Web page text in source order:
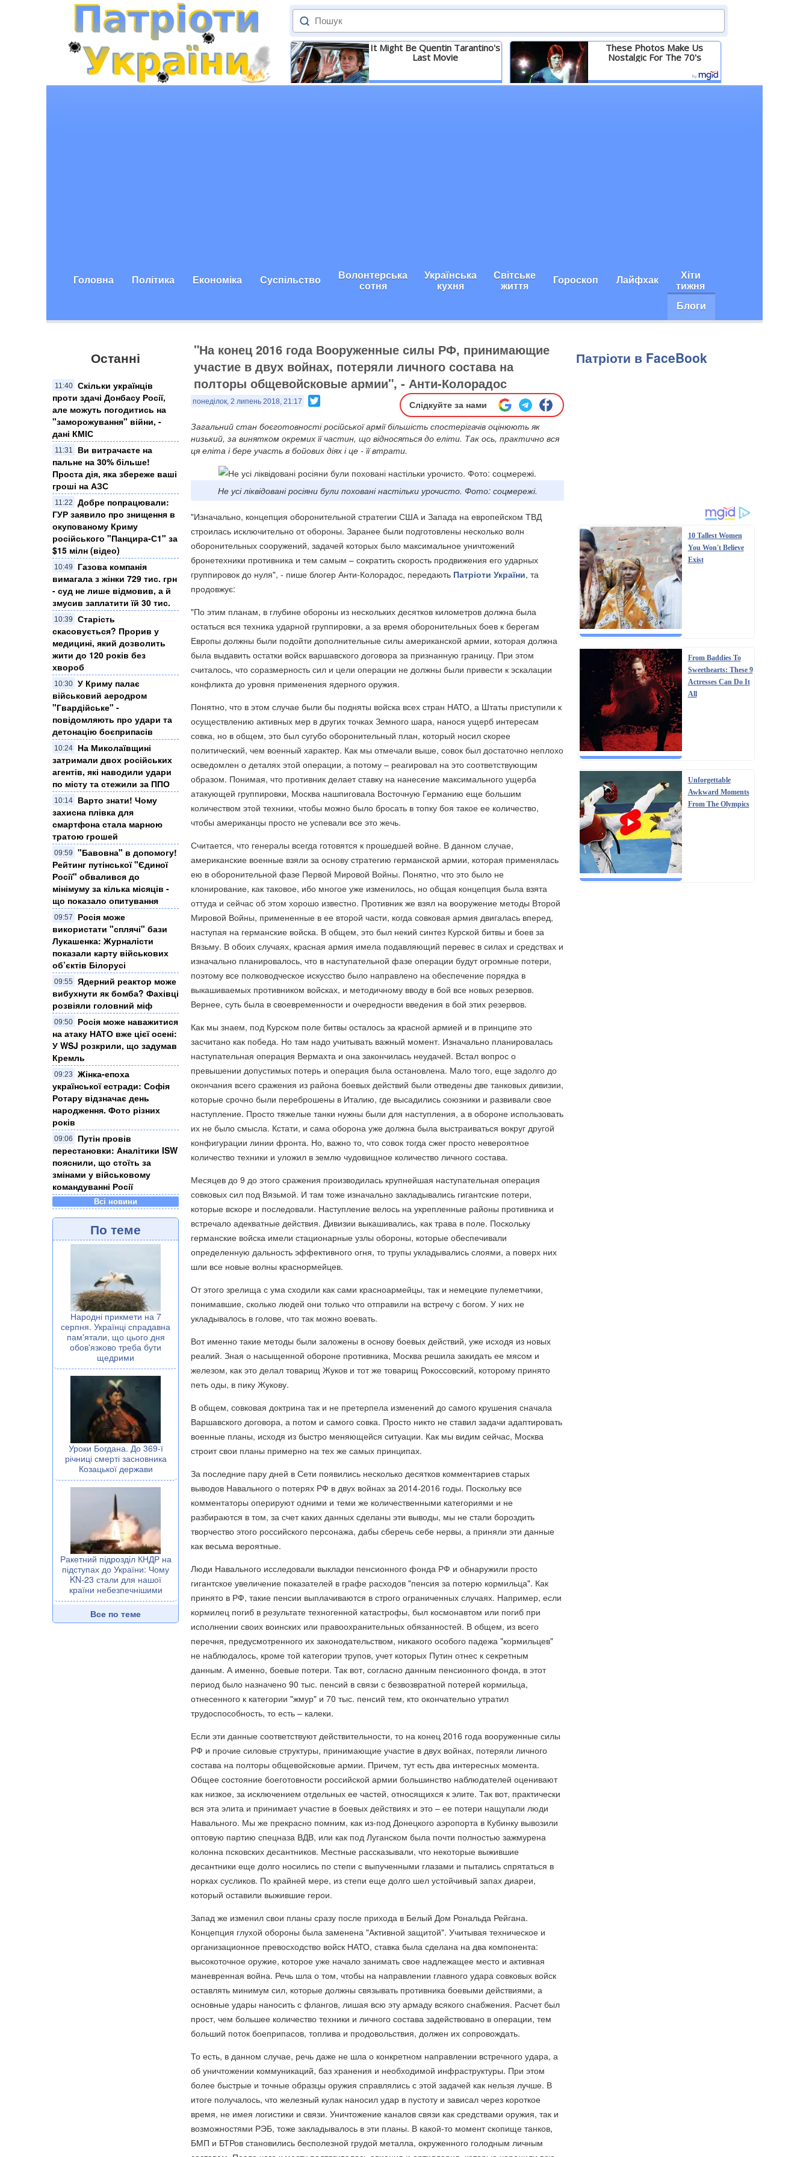
It Might Be Quentin Tarantino's
Last Movie
Детальніше
These Photos Make Us
Nostalgic For The 70's
Детальніше
Головна Політика Економіка Суспільство Волонтерська
сотня
Українська
кухня
Світське
життя Гороскоп Лайфхак Хіти
тижня
Блоги
Останні
11:40
Скільки українців
проти здачі Донбасу Росії,
але можуть погодитись на
"заморожування" війни, -
дані КМІС
11:31
Ви витрачаєте на
пальне на 30% більше!
Проста дія, яка збереже ваші
гроші на АЗС
11:22
Добре попрацювали:
ГУР заявило про знищення в
окупованому Криму
російського "Панцира-С1" за
$15 мілн (відео)
10:49
Газова компанія
вимагала з жінки 729 тис. грн
- суд не лише відмовив, а й
змусив заплатити їй 30 тис.
10:39
Старість
скасовується? Прорив у
медицині, який дозволить
жити до 120 років без
хвороб
10:30 У Криму палає
військовий аеродром
"Гвардійське" -
повідомляють про удари та
детонацію боєприпасів
10:24
На Миколаївщині
затримали двох російських
агентів, які наводили удари
по місту та стежили за ППО
10:14
Варто знати! Чому
захисна плівка для
смартфона стала марною
тратою грошей
09:59
"Бавовна" в допомогу!
Рейтинг путінської "Єдиної
Росії" обвалився до
мінімуму за кілька місяців -
що показало опитування
09:57
Росія може
використати "сплячі" бази
Лукашенка: Журналісти
показали карту військових
об’єктів Білорусі
09:55
Ядерний реактор може
вибухнути як бомба? Фахівці
розвіяли головний міф
09:50
Росія може наважитися
на атаку НАТО вже цієї осені:
У WSJ розкрили, що задумав
Кремль
09:23
Жінка-епоха
української естради: Софія
Ротару відзначає день
народження. Фото різних
років
09:06
Путін провів
перестановки: Аналітики ISW
пояснили, що стоїть за
змінами у військовому
командуванні Росії
Всі новини
По теме
Народні прикмети на 7
серпня. Українці спрадавна
пам'ятали, що цього дня
обов'язково треба бути
щедрими
Уроки Богдана. До 369-ї
річниці смерті засновника
Козацької держави
Ракетний підрозділ КНДР на
підступах до України: Чому
KN-23 стали для нашої
країни небезпечнішими
Все по теме
"На конец 2016 года Вооруженные силы РФ, принимающие
участие в двух войнах, потеряли личного состава на
полторы общевойсковые армии", - Анти-Колорадос
понеділок, 2 липень 2018, 21:17 Слідкуйте за нами
Загальний стан боєготовності російської армії більшість спостерігачів оцінюють як
низький, за винятком окремих її частин, що відносяться до еліти. Так ось, практично вся
ця еліта і бере участь в бойових діях і це - її втрати.
Не усі ліквідовані росіяни були поховані настільки урочисто. Фото: соцмережі.
"Изначально, концепция оборонительной стратегии США и Запада на европейском ТВД
строилась исключительно от обороны. Заранее были подготовлены несколько волн
оборонительных сооружений, задачей которых было максимальное уничтожений
бронетехники противника и тем самым – сократить скорость продвижения его ударных
группировок до нуля", - пише блогер Анти-Колорадос, передають Патріоти України, та
продовжує:
"По этим планам, в глубине обороны из нескольких десятков километров должна была
остаться вся техника ударной группировки, а за время оборонительных боев к берегам
Европы должны были подойти дополнительные силы американской армии, которая должна
была выдавить остатки войск варшавского договора за признанную границу. При этом
считалось, что соразмерность сил и цели операции не должны были привести к эскалации
конфликта до уровня применения ядерного оружия.
Понятно, что в этом случае были бы подняты войска всех стран НАТО, а Штаты приступили к
осуществлению активных мер в других точках Земного шара, нанося ущерб интересам
совка, но в общем, это был сугубо оборонительный план, который носил скорее
политический, чем военный характер. Как мы отмечали выше, совок был достаточно неплохо
осведомлен о деталях этой операции, а потому – реагировал на это соответствующим
образом. Понимая, что противник делает ставку на нанесение максимального ущерба
атакующей группировки, Москва нашпиговала Восточную Германию еще большим
количеством этой техники, чтобы можно было бросать в топку боя такое ее количество,
чтобы американцы просто не успевали все это жечь.
Считается, что генералы всегда готовятся к прошедшей войне. В данном случае,
американские военные взяли за основу стратегию германской армии, которая применялась
ею в оборонительной фазе Первой Мировой Войны. Понятно, что это было не
клонирование, как таковое, ибо многое уже изменилось, но общая концепция была взята
оттуда и сейчас об этом хорошо известно. Противник же взял на вооружение методы Второй
Мировой Войны, примененные в ее второй части, когда совковая армия двигалась вперед,
наступая на германские войска. В общем, это был некий синтез Курской битвы и боев за
Вязьму. В обоих случаях, красная армия имела подавляющий перевес в силах и средствах и
изначально планировалось, что в наступательной фазе операции будут огромные потери,
поэтому все полководческое искусство было направлено на обеспечение порядка в
выкашиваемых противником войсках, и методичному вводу в бой все новых резервов.
Вернее, суть была в своевременности и очередности введения в бой этих резервов.
Как мы знаем, под Курском поле битвы осталось за красной армией и в принципе это
засчитано как победа. Но там надо учитывать важный момент. Изначально планировалась
наступательная операция Вермахта и она закончилась неудачей. Встал вопрос о
превышении допустимых потерь и операция была остановлена. Мало того, еще задолго до
окончания всего сражения из района боевых действий были отведены две танковых дивизии,
которые срочно были переброшены в Италию, где высадились союзники и развивали свое
наступление. Просто тяжелые танки нужны были для наступления, а в обороне использовать
их не было смысла. Кстати, и сама оборона уже должна была выстраиваться вокруг другой
конфигурации линии фронта. Но, важно то, что совок тогда сжег просто невероятное
количество техники и уложил в землю чудовищное количество личного состава.
Месяцев до 9 до этого сражения производилась крупнейшая наступательная операция
совковых сил под Вязьмой. И там тоже изначально закладывались гигантские потери,
которые вскоре и последовали. Наступление велось на укрепленные районы противника и
встречало адекватные действия. Дивизии выкашивались, как трава в поле. Поскольку
германские войска имели стационарные узлы обороны, которые обеспечивали
определенную дальность эффективного огня, то трупы укладывались слоями, а поверх них
шли все новые волны краснормейцев.
От этого зрелища с ума сходили как сами красноармейцы, так и немецкие пулеметчики,
понимавшие, сколько людей они только что отправили на встречу с богом. У них не
укладывалось в голове, что так можно воевать.
Вот именно такие методы были заложены в основу боевых действий, уже исходя из новых
реалий. Зная о насыщенной обороне противника, Москва решила закидать ее мясом и
железом, как это делал товарищ Жуков и тот же товарищ Рокоссовский, которому принято
петь оды, в пику Жукову.
В общем, совковая доктрина так и не претерпела изменений до самого крушения сначала
Варшавского договора, а потом и самого совка. Просто никто не ставил задачи адаптировать
военные планы, исходя из быстро меняющейся ситуации. Как мы видим сейчас, Москва
строит свои планы примерно на тех же самых принципах.
За последние пару дней в Сети появились несколько десятков комментариев старых
выводов Навального о потерях РФ в двух войнах за 2014-2016 годы. Поскольку все
комментаторы оперируют одними и теми же количественными категориями и не
разбираются в том, за счет каких данных сделаны эти выводы, мы не стали бороздить
творчество этого российского персонажа, дабы сберечь себе нервы, а приняли эти данные
как весьма вероятные.
Люди Навального исследовали выкладки пенсионного фонда РФ и обнаружили просто
гигантское увеличение показателей в графе расходов "пенсия за потерю кормильца". Как
принято в РФ, такие пенсии выплачиваются в строго ограниченных случаях. Например, если
кормилец погиб в результате техногенной катастрофы, был космонавтом или погиб при
исполнении своих воинских или правоохранительных обязанностей. В общем, из всего
перечня, предусмотренного их законодательством, никакого особого падежа "кормильцев"
не наблюдалось, кроме той категории трупов, учет которых Путин отнес к секретным
данным. А именно, боевые потери. Так вот, согласно данным пенсионного фонда, в этот
период было назначено 90 тыс. пенсий в связи с безвозвратной потерей кормильца,
отнесенного к категории "жмур" и 70 тыс. пенсий тем, кто окончательно утратил
трудоспособность, то есть – калеки.
Если эти данные соответствуют действительности, то на конец 2016 года вооруженные силы
РФ и прочие силовые структуры, принимающие участие в двух войнах, потеряли личного
состава на полторы общевойсковые армии. Причем, тут есть два интересных момента.
Общее состояние боеготовности российской армии большинство наблюдателей оценивают
как низкое, за исключением отдельных ее частей, относящихся к элите. Так вот, практически
вся эта элита и принимает участие в боевых действиях и это – ее потери нащупали люди
Навального. Мы же прекрасно помним, как из-под Донецкого аэропорта в Кубинку вывозили
оптовую партию спецназа ВДВ, или как под Луганском была почти полностью зажмурена
колонна псковских десантников. Местные рассказывали, что некоторые выжившие
десантники еще долго носились по степи с выпученными глазами и пытались спрятаться в
норках сусликов. По крайней мере, из степи еще долго шел устойчивый запах диареи,
который оставили выжившие герои.
Запад же изменил свои планы сразу после прихода в Белый Дом Рональда Рейгана.
Концепция глухой обороны была заменена "Активной защитой". Учитывая техническое и
организационное превосходство войск НАТО, ставка была сделана на два компонента:
высокоточное оружие, которое уже начало занимать свое надлежащее место и активная
маневренная война. Речь шла о том, чтобы на направлении главного удара совковых войск
оставлять минимум сил, которые должны связывать противника боевыми действиями, а
основные удары наносить с флангов, лишая всю эту армаду всякого снабжения. Расчет был
прост, чем большее количество техники и личного состава задействовано в операции, тем
больший поток боеприпасов, топлива и продовольствия, должен их сопровождать.
То есть, в данном случае, речь даже не шла о конкретном направлении встречного удара, а
об уничтожении коммуникаций, баз хранения и необходимой инфраструктуры. При этом
более быстрые и точные образцы оружия справлялись с этой задачей как нельзя лучше. В
итоге получалось, что железный кулак наносил удар в пустоту и зависал через короткое
время, не имея логистики и связи. Уничтожение каналов связи как средствами оружия, так и
возможностями РЭБ, тоже закладывалось в эти планы. В какой-то момент скопище танков,
БМП и БТРов становились бесполезной грудой металла, окруженного голодным личным
Патріоти в FaceBook
10 Tallest Women
You Won't Believe
Exist
From Baddies To
Sweethearts: These 9
Actresses Can Do It
All
Unforgettable
Awkward Moments
From The Olympics